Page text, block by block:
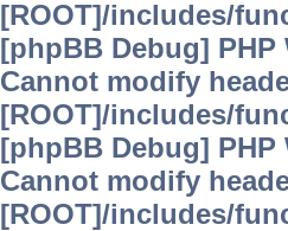
[ROOT]/includes/
[phpBB Debug] PHP
Cannot modify
[ROOT]/includes/
[phpBB Debug] PHP
Cannot modify
[ROOT]/includes/